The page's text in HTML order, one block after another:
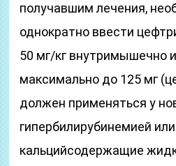
получавшим лечения,
однократно ввести
50 мг/кг внутримышечно
максимально до 125 мг
должен применяться у
гипербилирубинемией
кальцийсодержащие